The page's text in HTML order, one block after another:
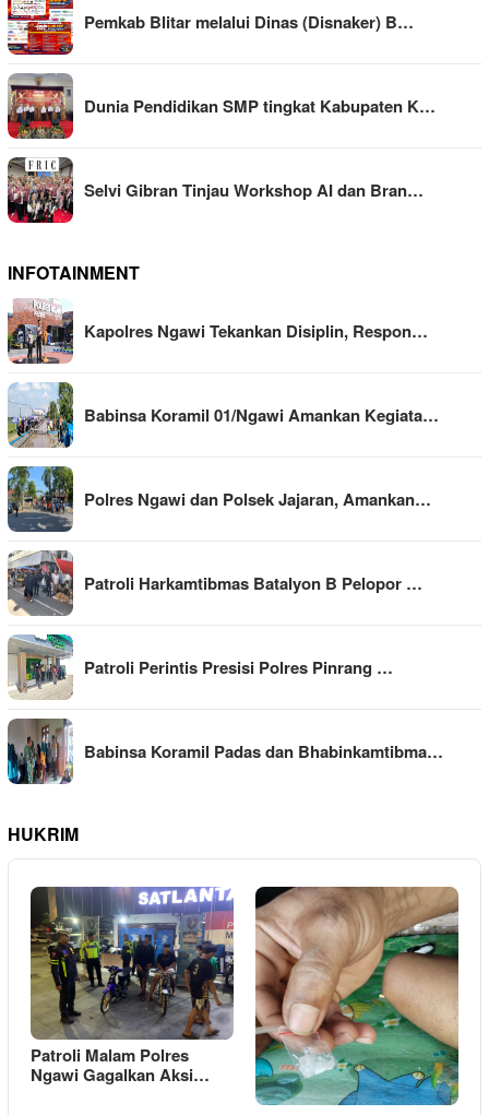
Pemkab Blitar melalui Dinas (Disnaker) B…
Dunia Pendidikan SMP tingkat Kabupaten K…
Selvi Gibran Tinjau Workshop AI dan Bran…
INFOTAINMENT
Kapolres Ngawi Tekankan Disiplin, Respon…
Babinsa Koramil 01/Ngawi Amankan Kegiata…
Polres Ngawi dan Polsek Jajaran, Amankan…
Patroli Harkamtibmas Batalyon B Pelopor …
Patroli Perintis Presisi Polres Pinrang …
Babinsa Koramil Padas dan Bhabinkamtibma…
HUKRIM
Patroli Malam Polres
Ngawi Gagalkan Aksi…